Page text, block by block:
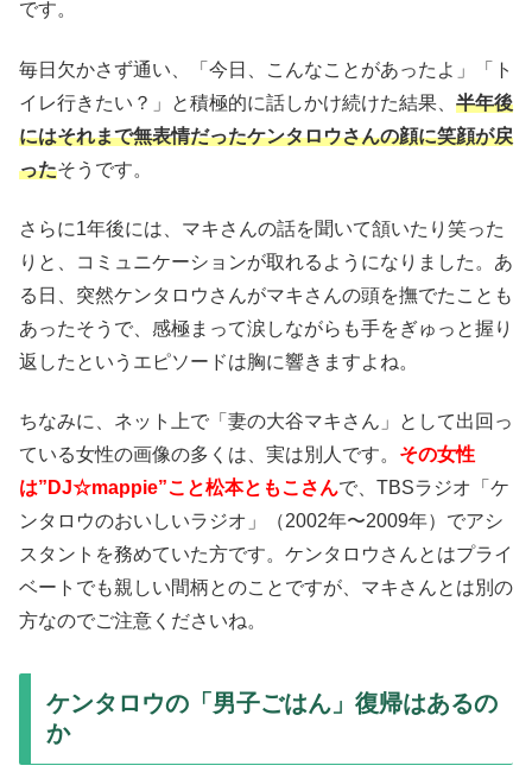
です。
毎日欠かさず通い、「今日、こんなことがあったよ」「ト
イレ行きたい？」と積極的に話しかけ続けた結果、 半年後
にはそれまで無表情だったケンタロウさんの顔に笑顔が戻
ったそうです。
さらに1年後には、マキさんの話を聞いて頷いたり笑った
りと、コミュニケーションが取れるようになりました。あ
る日、突然ケンタロウさんがマキさんの頭を撫でたことも
あったそうで、感極まって涙しながらも手をぎゅっと握り
返したというエピソードは胸に響きますよね。
ちなみに、ネット上で「妻の大谷マキさん」として出回っ
ている女性の画像の多くは、実は別人です。 その女性
は”DJ☆mappie”こと松本ともこさんで、TBSラジオ「ケ
ンタロウのおいしいラジオ」（2002年〜2009年）でアシ
スタントを務めていた方です。ケンタロウさんとはプライ
ベートでも親しい間柄とのことですが、マキさんとは別の
方なのでご注意くださいね。
ケンタロウの「男子ごはん」復帰はあるの
か